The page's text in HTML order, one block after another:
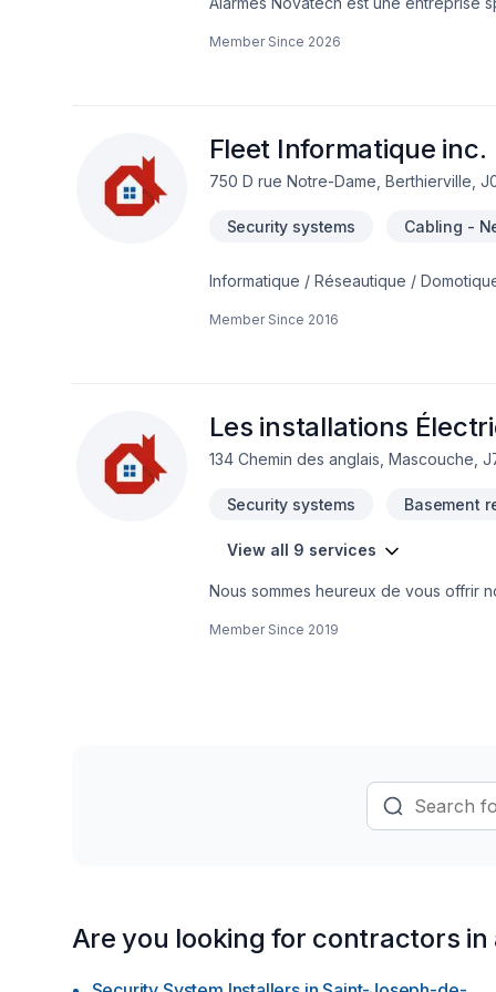
Œuvrant dans le milieu depuis plus de
Member Since 2026
Fleet Informatique inc.
750 D rue Notre-Dame, Berthierville,
Security systems Cabling -
Informatique / Réseautique /
7J/7.
Member Since 2016
Les installations
134 Chemin des anglais, Mascouche,
Security systems Basement
View all 9 services
Nous sommes heureux de vous offrir
installations électrique impeck inc. a
Member Since 2019
Are you looking for contractors in